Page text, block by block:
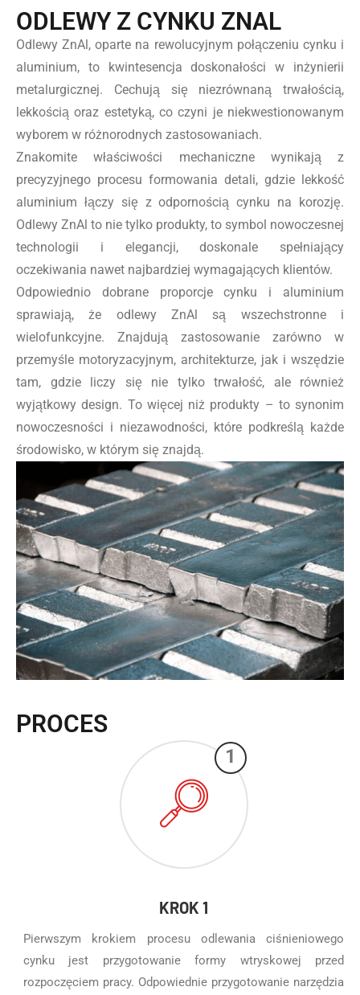
ODLEWY Z CYNKU ZNAL
Odlewy ZnAl, oparte na rewolucyjnym połączeniu cynku i
aluminium, to kwintesencja doskonałości w inżynierii
metalurgicznej. Cechują się niezrównaną trwałością,
lekkością oraz estetyką, co czyni je niekwestionowanym
wyborem w różnorodnych zastosowaniach.
Znakomite właściwości mechaniczne wynikają z
precyzyjnego procesu formowania detali, gdzie lekkość
aluminium łączy się z odpornością cynku na korozję.
Odlewy ZnAl to nie tylko produkty, to symbol nowoczesnej
technologii i elegancji, doskonale spełniający
oczekiwania nawet najbardziej wymagających klientów.
Odpowiednio dobrane proporcje cynku i aluminium
sprawiają, że odlewy ZnAl są wszechstronne i
wielofunkcyjne. Znajdują zastosowanie zarówno w
przemyśle motoryzacyjnym, architekturze, jak i wszędzie
tam, gdzie liczy się nie tylko trwałość, ale również
wyjątkowy design. To więcej niż produkty – to synonim
nowoczesności i niezawodności, które podkreślą każde
środowisko, w którym się znajdą.
PROCES
1
KROK 1
Pierwszym krokiem procesu odlewania ciśnieniowego
cynku jest przygotowanie formy wtryskowej przed
rozpoczęciem pracy. Odpowiednie przygotowanie narzędzia